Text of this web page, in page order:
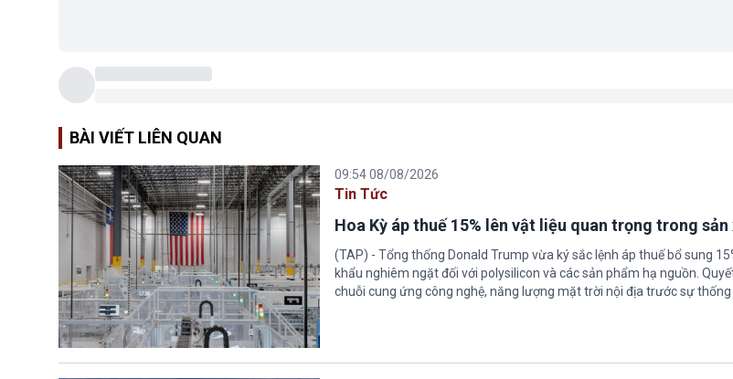
BÀI VIẾT LIÊN QUAN
09:54 08/08/2026
Tin Tức
Hoa Kỳ áp thuế 15% lên vật liệu quan trọng trong
(TAP) - Tổng thống Donald Trump vừa ký sắc lệnh áp thuế bổ sung
khẩu nghiêm ngặt đối với polysilicon và các sản phẩm hạ nguồn.
chuỗi cung ứng công nghệ, năng lượng mặt trời nội địa trước sự thống